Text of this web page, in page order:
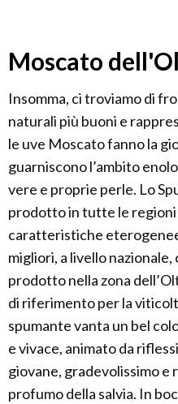
Moscato
Insomma, ci troviamo di
naturali più buoni e
le uve Moscato fanno la
guarniscono l’ambito
vere e proprie perle. Lo
prodotto in tutte le regioni
caratteristiche
migliori, a livello
prodotto nella zona
di riferimento per la
spumante vanta un bel
e vivace, animato da
giovane, gradevolissimo e
profumo della salvia. In